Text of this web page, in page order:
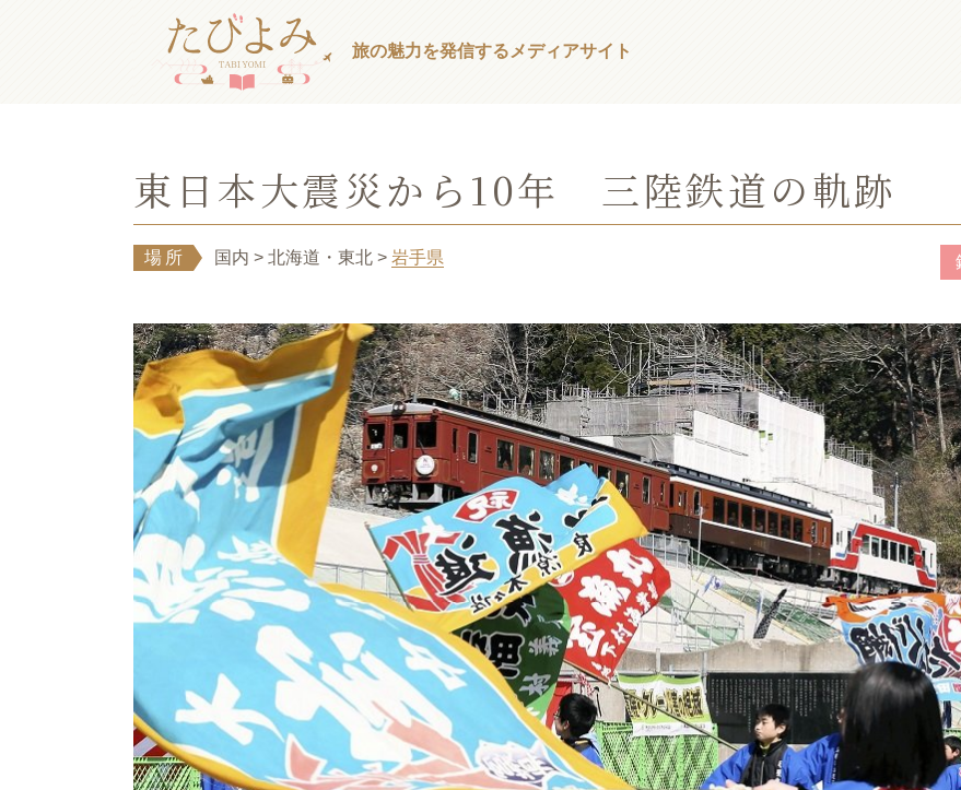
旅の魅力を発信する メディアサイト
東日本大震災から10年 三陸鉄道の軌跡
場所 国内 > 北海道・東北 >岩手県